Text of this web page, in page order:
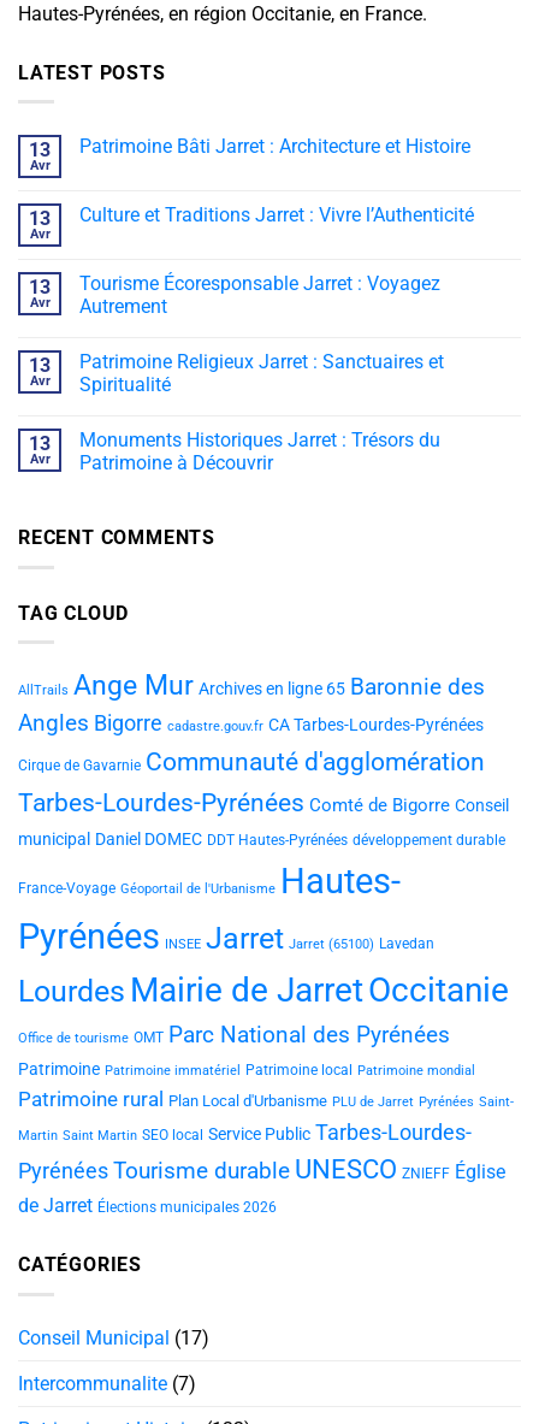
Hautes-Pyrénées, en région Occitanie, en France.
LATEST POSTS
13
Avr
Patrimoine Bâti Jarret : Architecture et Histoire
13
Avr
Culture et Traditions Jarret : Vivre l’Authenticité
13
Avr
Tourisme Écoresponsable Jarret : Voyagez
Autrement
13
Avr
Patrimoine Religieux Jarret : Sanctuaires et
Spiritualité
13
Avr
Monuments Historiques Jarret : Trésors du
Patrimoine à Découvrir
RECENT COMMENTS
TAG CLOUD
AllTrails Ange Mur Archives en ligne 65 Baronnie des
Angles Bigorre cadastre.gouv.fr CA Tarbes-Lourdes-Pyrénées
Cirque de Gavarnie Communauté d'agglomération
Tarbes-Lourdes-Pyrénées Comté de Bigorre Conseil
municipal Daniel DOMEC DDT Hautes-Pyrénées développement durable
France-Voyage Géoportail de l'Urbanisme Hautes-
Pyrénées
INSEE Jarret Jarret (65100) Lavedan
Lourdes Mairie de JarretOccitanie
Office de tourisme OMT Parc National des Pyrénées
Patrimoine Patrimoine immatériel Patrimoine local Patrimoine mondial
Patrimoine rural Plan Local d'Urbanisme PLU de Jarret Pyrénées Saint-
Martin Saint Martin SEO local Service Public Tarbes-Lourdes-
Pyrénées Tourisme durable UNESCO ZNIEFF Église
de Jarret Élections municipales 2026
CATÉGORIES
Conseil Municipal (17)
Intercommunalite (7)